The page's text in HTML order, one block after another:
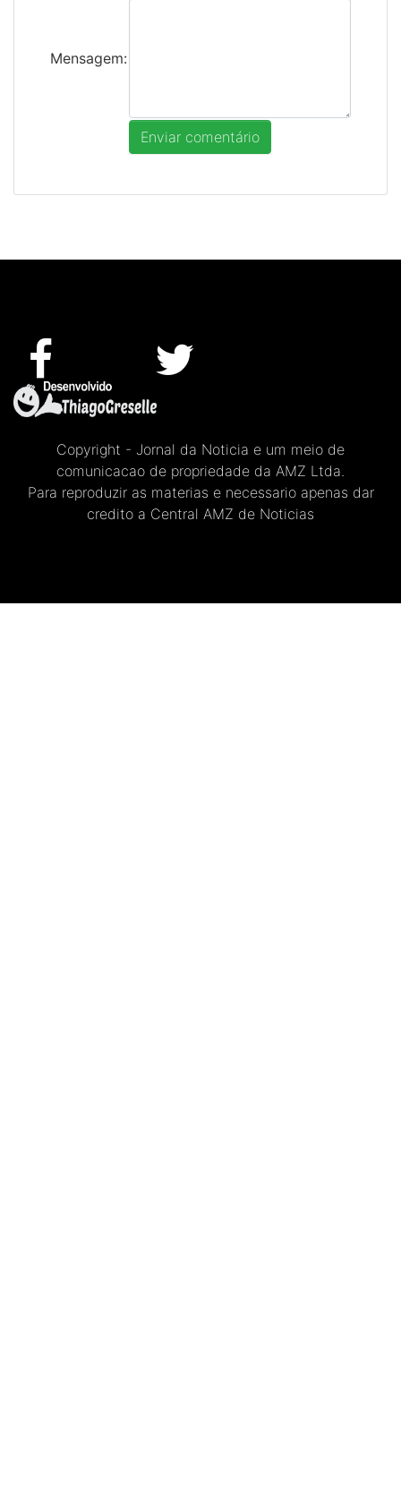
Mensagem:
Copyright - Jornal da Noticia e um meio de
comunicacao de propriedade da AMZ Ltda.
Para reproduzir as materias e necessario apenas dar
credito a Central AMZ de Noticias